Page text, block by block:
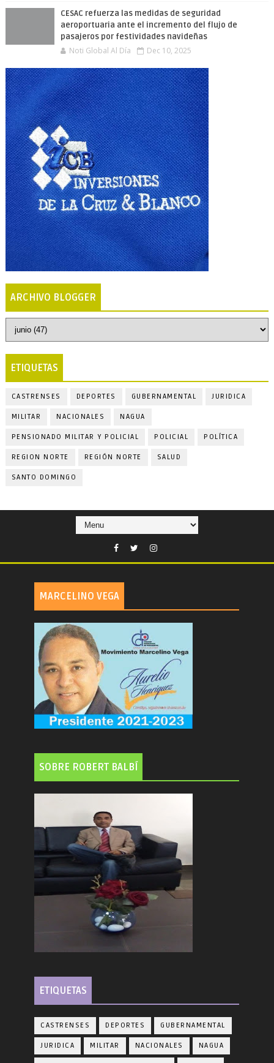
CESAC refuerza las medidas de seguridad
aeroportuaria ante el incremento del flujo de
pasajeros por festividades navideñas
Noti Global Al Día Dec 10, 2025
ARCHIVO BLOGGER
ETIQUETAS
CASTRENSES DEPORTES GUBERNAMENTAL JURIDICA
MILITAR NACIONALES NAGUA
PENSIONADO MILITAR Y POLICIAL POLICIAL POLÍTICA
REGION NORTE REGIÓN NORTE SALUD
SANTO DOMINGO
MARCELINO VEGA
SOBRE ROBERT BALBÍ
ETIQUETAS
CASTRENSES DEPORTES GUBERNAMENTAL
JURIDICA MILITAR NACIONALES NAGUA